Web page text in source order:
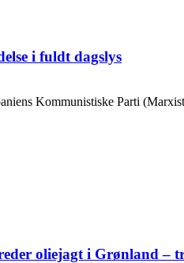
i fuldt dagslys
Kommunistiske Parti
oliejagt i Grønland –